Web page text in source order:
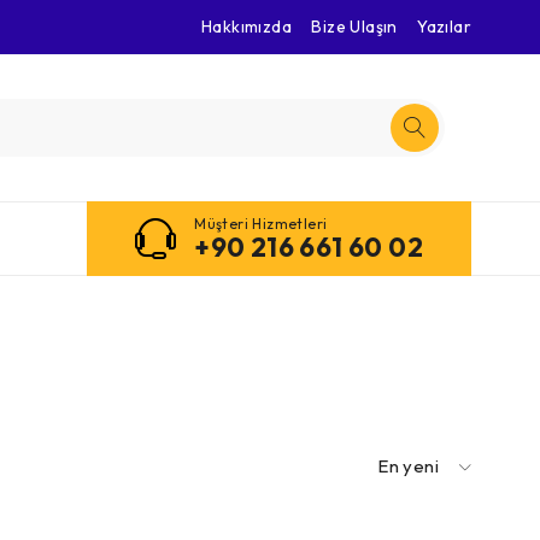
Hakkımızda Bize Ulaşın Yazılar
Müşteri Hizmetleri
+90 216 661 60 02
En yeni